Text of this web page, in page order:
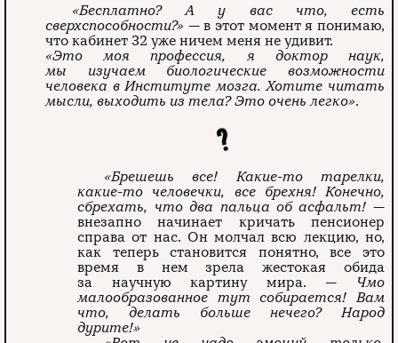
«Бесплатно? А у вас что, есть
сверхспособности?» — в этот момент я понимаю,
что кабинет 32 уже ничем меня не удивит.
«Это моя профессия, я доктор наук,
мы изучаем биологические возможности
человека в Институте мозга. Хотите читать
мысли, выходить из тела? Это очень легко».
«Брешешь все! Какие-то тарелки,
какие-то человечки, все брехня! Конечно,
сбрехать, что два пальца об асфальт! —
внезапно начинает кричать пенсио­нер
справа от нас. Он молчал всю лекцию, но,
как теперь становится понятно, все это
время в нем зрела жестокая обида
за научную картину мира. —
Чмо
малообразованное тут собирается! Вам
что, делать больше не­чего? Народ
дурите!»